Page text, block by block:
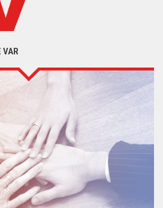
VAR